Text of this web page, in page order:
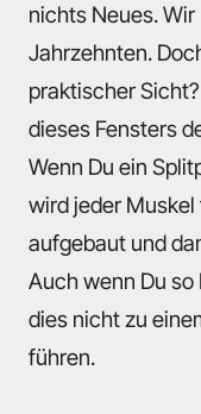
nichts Neues.
Jahrzehnten.
praktischer
dieses Fensters
Wenn Du ein
wird jeder
aufgebaut und
Auch wenn Du
dies nicht zu
führen.